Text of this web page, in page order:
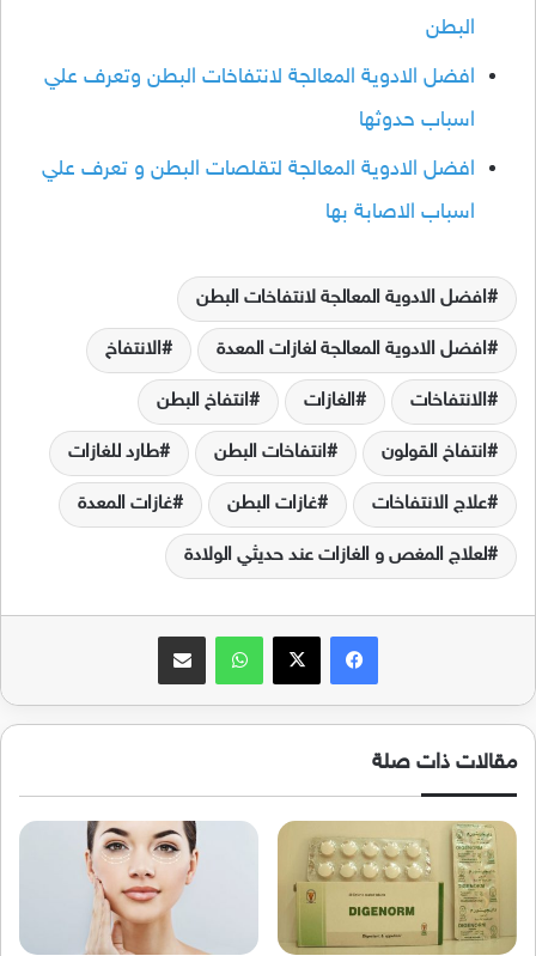
البطن
افضل الادوية المعالجة لانتفاخات البطن وتعرف علي
اسباب حدوثها
افضل الادوية المعالجة لتقلصات البطن و تعرف علي
اسباب الاصابة بها
افضل الادوية المعالجة لانتفاخات البطن
افضل الادوية المعالجة لغازات المعدة الانتفاخ
الانتفاخات الغازات انتفاخ البطن
انتفاخ القولون انتفاخات البطن طارد للغازات
علاج الانتفاخات غازات البطن غازات المعدة
لعلاج المغص و الغازات عند حديثي الولادة
فيسبوك‫X واتساب مشاركة عبر البريد
مقالات ذات صلة